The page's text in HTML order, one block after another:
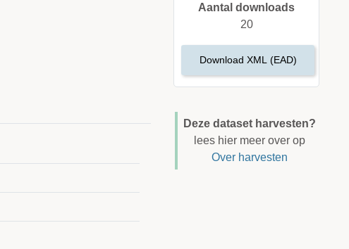
Aantal downloads
20
Download XML (EAD)
Deze dataset harvesten?
lees hier meer over op
Over harvesten